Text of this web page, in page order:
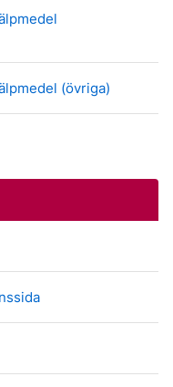
(övriga)